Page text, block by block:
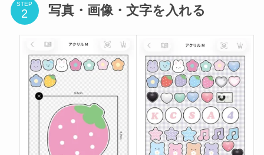
STEP 写真・画像・文字を入れる